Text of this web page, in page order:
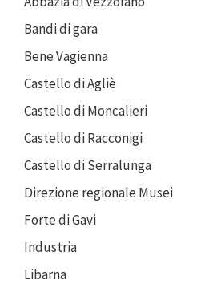
Bandi di gara
Bene Vagienna
Castello di Agliè
Castello di Moncalieri
Castello di Racconigi
Castello di Serralunga
Direzione regionale Musei
Forte di Gavi
Industria
Libarna